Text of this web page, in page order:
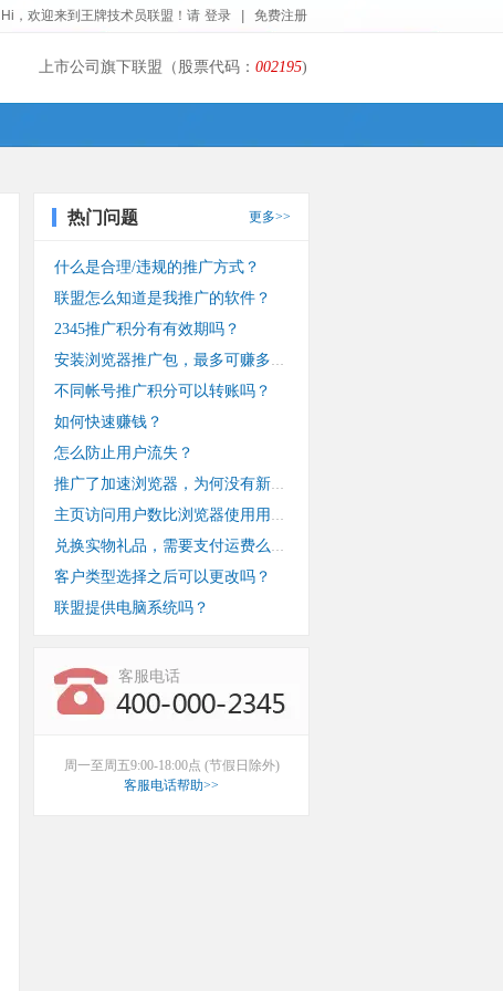
Hi，欢迎来到王牌技术员联盟！请 登录 免费注册
上市公司旗下联盟（股票代码： 002195)
热门问题 更多>>
什么是合理/违规的推广方式？
联盟怎么知道是我推广的软件？
2345推广积分有有效期吗？
安装浏览器推广包，最多可赚多少钱？
不同帐号推广积分可以转账吗？
如何快速赚钱？
怎么防止用户流失？
推广了加速浏览器，为何没有新装收入？
主页访问用户数比浏览器使用用户数少？
兑换实物礼品，需要支付运费么？
客户类型选择之后可以更改吗？
联盟提供电脑系统吗？
客服电话
周一至周五9:00-18:00点 (节假日除外)
客服电话帮助>>